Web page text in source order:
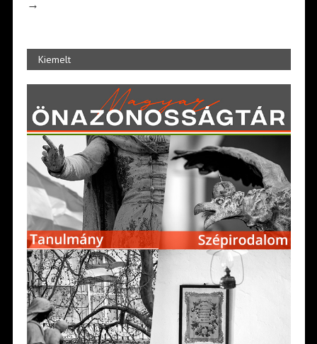
→
Kiemelt